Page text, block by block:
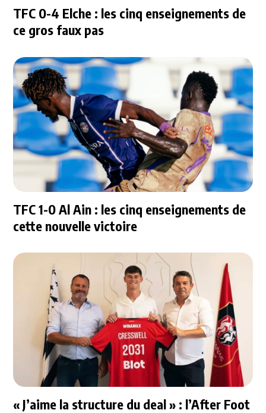
TFC 0-4 Elche : les cinq enseignements de
ce gros faux pas
TFC 1-0 Al Ain : les cinq enseignements de
cette nouvelle victoire
« J’aime la structure du deal » : l’After Foot